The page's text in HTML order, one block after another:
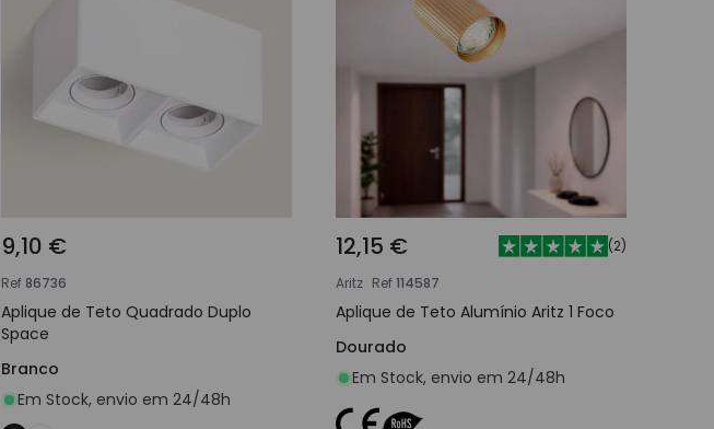
9,10 €
Ref 86736
Aplique de Teto Quadrado Duplo
Space
Branco
Em Stock, envio em 24/48h
12,15 € (2)
Aritz Ref114587
Aplique de Teto Alumínio Aritz 1 Foco
Dourado
Em Stock, envio em 24/48h